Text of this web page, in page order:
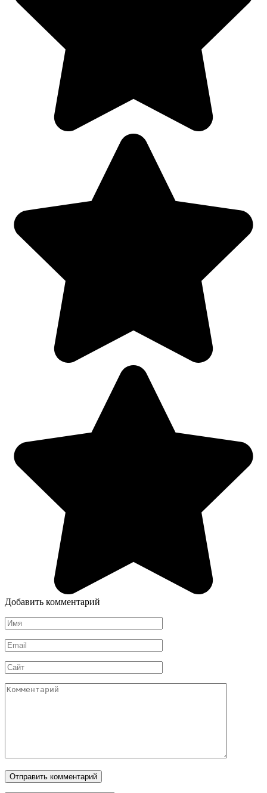
Добавить комментарий
Имя
*
Email
*
Сайт
Комментарий